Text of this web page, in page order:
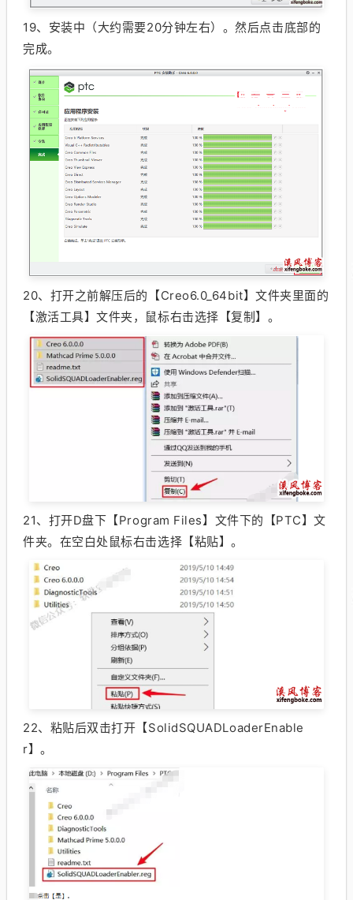
19、 安装中（大约需要20分钟左右）。然后点击底部的
完成。
20、 打开之前解压后的【Creo6.0_64bit】文件夹里面的
【激活工具】文件夹，鼠标右击选择【复制】。
21、 打开D盘下【Program Files】文件下的【PTC】文
件夹。 在空白处鼠标右击选择【粘贴】。
22、 粘贴后双击打开【SolidSQUADLoaderEnable
r】。